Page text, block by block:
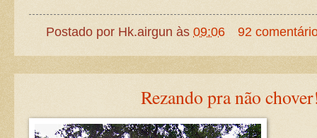
Postado por Hk.airgun às09:06 92
Rezando pra não